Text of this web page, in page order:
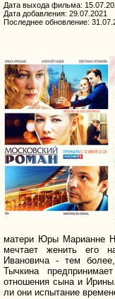
Дата выхода фильма:
Дата добавления: 29.07.2021
Последнее обновление:
матери Юры Марианне
мечтает женить его
Ивановича - тем
Тычкина
отношения сына и
ли они испытание